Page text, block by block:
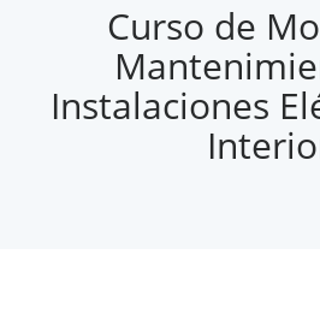
Curso de
Instalaciones